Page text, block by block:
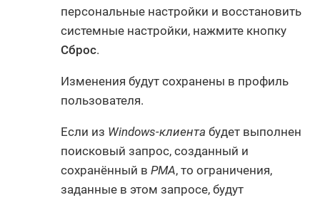
персональные настройки и восстановить
системные настройки, нажмите кнопку
Сброс.
Изменения будут сохранены в профиль
пользователя.
Если из Windows-клиента будет выполнен
поисковый запрос, созданный и
сохранённый в РМА, то ограничения,
заданные в этом запросе, будут